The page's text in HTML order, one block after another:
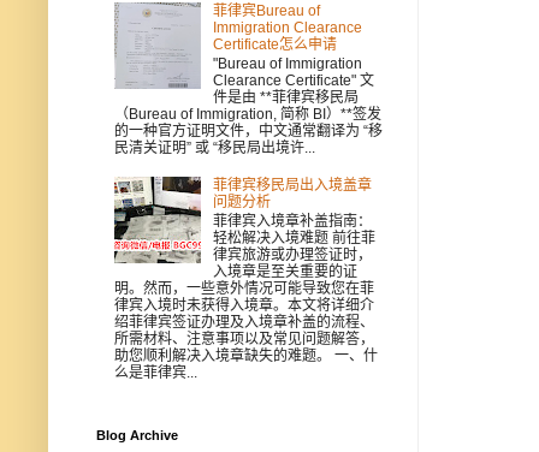
菲律宾Bureau of
Immigration Clearance
Certificate怎么申请
"Bureau of Immigration
Clearance Certificate" 文
件是由 **菲律宾移民局
（Bureau of Immigration, 简称 BI）**签发
的一种官方证明文件，中文通常翻译为 “移
民清关证明” 或 “移民局出境许...
菲律宾移民局出入境盖章
问题分析
菲律宾入境章补盖指南：
轻松解决入境难题 前往菲
律宾旅游或办理签证时，
入境章是至关重要的证
明。然而，一些意外情况可能导致您在菲
律宾入境时未获得入境章。本文将详细介
绍菲律宾签证办理及入境章补盖的流程、
所需材料、注意事项以及常见问题解答，
助您顺利解决入境章缺失的难题。 一、什
么是菲律宾...
Blog Archive